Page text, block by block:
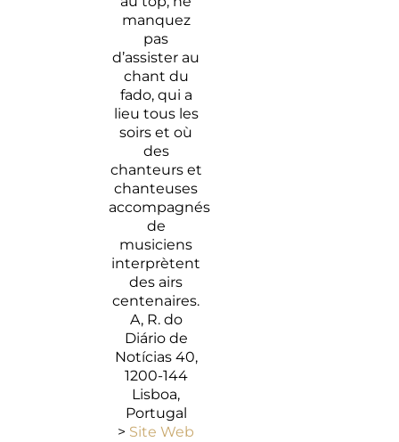
manquez
pas
d’assister au
chant du
fado, qui a
lieu tous les
soirs et où
des
chanteurs et
chanteuses
accompagnés
de
musiciens
interprètent
des airs
centenaires.
A, R. do
Diário de
Notícias 40,
1200-144
Lisboa,
Portugal
> Site Web